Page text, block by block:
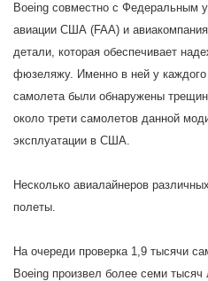
Boeing совместно с Федеральным
авиации США (FAA) и
детали, которая обеспечивает
фюзеляжу. Именно в ней у каждого
самолета были обнаружены
около трети самолетов данной
эксплуатации в США.
Несколько авиалайнеров
полеты.
На очереди проверка 1,9 тысячи
Boeing произвел более семи тысяч